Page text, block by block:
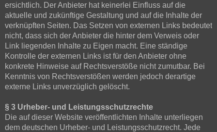
ersichtlich. Der Anbieter hat keinerlei Einfluss auf die
aktuelle und zukünftige Gestaltung und auf die Inhalte der
verknüpften Seiten. Das Setzen von externen Links bedeutet
nicht, dass sich der Anbieter die hinter dem Verweis oder
Link liegenden Inhalte zu Eigen macht. Eine ständige
Kontrolle der externen Links ist für den Anbieter ohne
konkrete Hinweise auf Rechtsverstöße nicht zumutbar. Bei
Kenntnis von Rechtsverstößen werden jedoch derartige
externe Links unverzüglich gelöscht.
§ 3 Urheber- und Leistungsschutzrechte
Die auf dieser Website veröffentlichten Inhalte unterliegen
dem deutschen Urheber- und Leistungsschutzrecht. Jede